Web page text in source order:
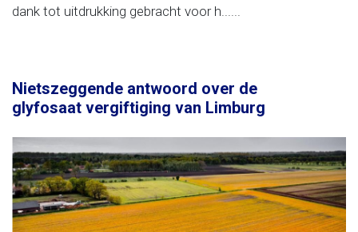
dank tot uitdrukking gebracht voor h......
Nietszeggende antwoord over de
glyfosaat vergiftiging van Limburg